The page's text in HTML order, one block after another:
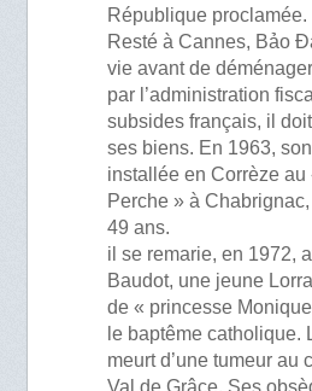
République proclamée.
Resté à Cannes, Bảo
vie avant de
par l’administration
subsides français, il
ses biens. En 1963,
installée en Corrèze au
Perche » à
49 ans.
il se remarie, en 1972,
Baudot, une jeune
de « princesse
le baptême catholique.
meurt d’une tumeur au
Val de Grâce. Ses